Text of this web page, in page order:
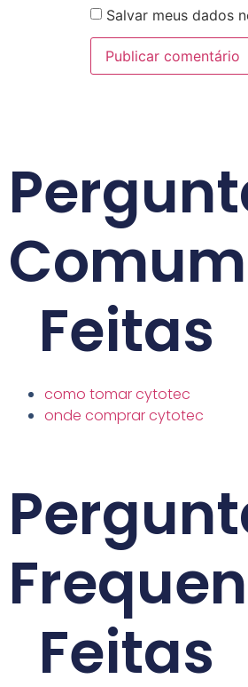
Salvar meus dados
Feitas
como tomar cytotec
onde comprar cytotec
Feitas